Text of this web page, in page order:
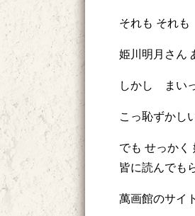
それも それ
姫川明月さん
しかし まい
こっ恥ずかし
でも せっかく
皆に読んでも
萬画館のサイ